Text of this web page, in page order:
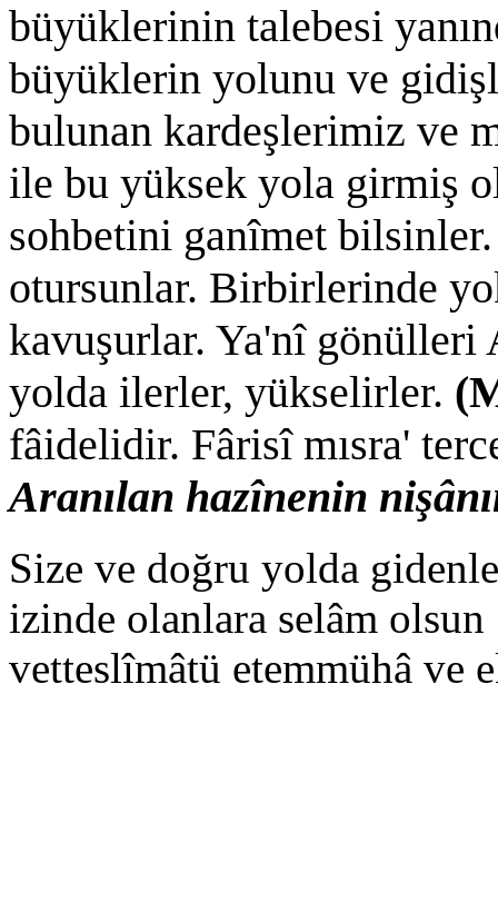
büyüklerinin talebesi
büyüklerin yolunu ve
bulunan kardeşlerimiz ve
ile bu yüksek yola girmiş
sohbetini ganîmet
otursunlar. Birbirlerinde
kavuşurlar. Ya'nî gönülleri
yolda ilerler, yükselirler.
fâidelidir. Fârisî mısra'
Aranılan hazînenin
Size ve doğru yolda
izinde olanlara selâm
vetteslîmâtü etemmühâ ve